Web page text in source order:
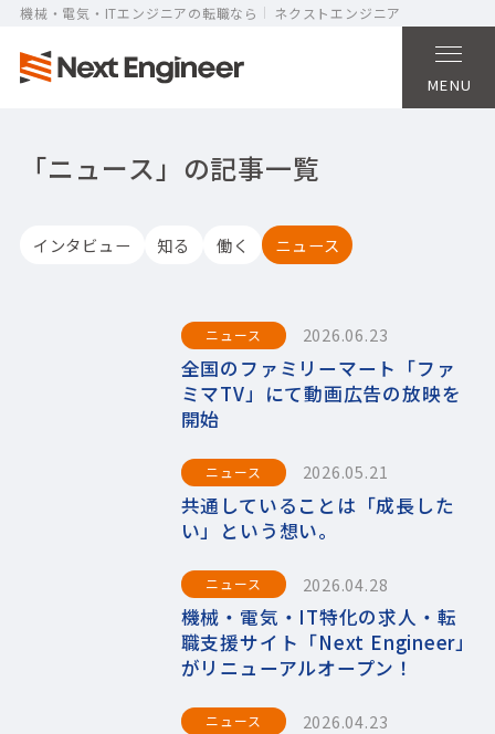
機械・電気・ITエンジニアの転職なら ネクストエンジニア
MENU
「ニュース」の記事一覧
インタビュー 知る 働く ニュース
ニュース 2026.06.23
全国のファミリーマート「ファ
ミマTV」にて動画広告の放映を
開始
ニュース 2026.05.21
共通していることは「成長した
い」という想い。
ニュース 2026.04.28
機械・電気・IT特化の求人・転
職支援サイト「Next Engineer」
がリニューアルオープン！
ニュース 2026.04.23